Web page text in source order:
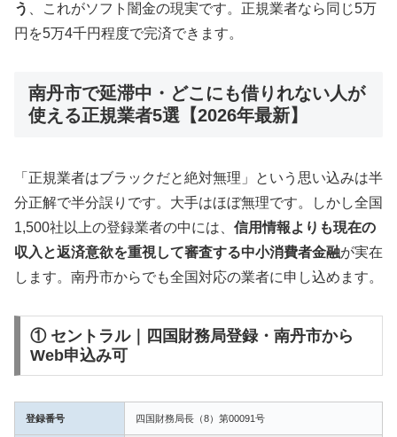
う
、これがソフト闇金の現実です。正規業者なら同じ5万
円を5万4千円程度で完済できます。
南丹市で延滞中・どこにも借りれない人が
使える正規業者5選【2026年最新】
「正規業者はブラックだと絶対無理」という思い込みは半
分正解で半分誤りです。大手はほぼ無理です。しかし全国
1,500社以上の登録業者の中には、 信用情報よりも現在の
収入と返済意欲を重視して審査する中小消費者金融が実在
します。南丹市からでも全国対応の業者に申し込めます。
① セントラル｜四国財務局登録・南丹市から
Web申込み可
登録番号 四国財務局長（8）第00091号